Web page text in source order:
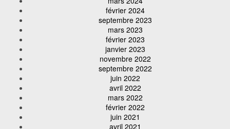
février 2024
septembre 2023
mars 2023
février 2023
janvier 2023
novembre 2022
septembre 2022
juin 2022
avril 2022
mars 2022
février 2022
juin 2021
avril 2021